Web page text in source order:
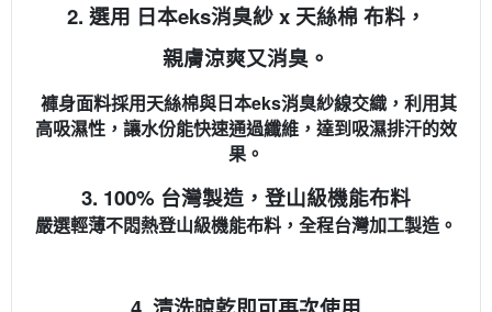
2. 選用 日本eks消臭紗 x 天絲棉 布料，
親膚涼爽又消臭。
褲身面料採用天絲棉與日本eks消臭紗線交織，利用其
高吸濕性，讓水份能快速通過纖維，達到吸濕排汗的效
果。
3. 100% 台灣製造，登山級機能布料
嚴選輕薄不悶熱登山級機能布料，全程台灣加工製造。